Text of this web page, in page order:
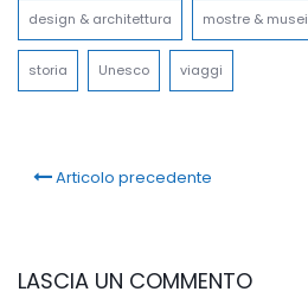
design & architettura mostre & musei
storia Unesco viaggi
Articolo precedente
LASCIA UN COMMENTO